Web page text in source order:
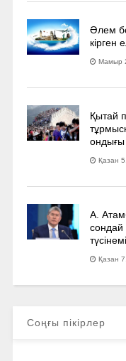
Әлем
кірген
Мамыр
Қытай
ондығы
Қазан
А.
сондай
Қазан
Соңғы пікірлер